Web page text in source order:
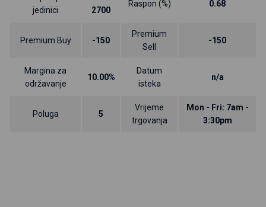
jedinici
2700
Raspon (%) 0.68
Premium Buy -150
Premium
Sell
-150
Margina za
održavanje
10.00%
Datum
isteka
n/a
Poluga 5
Vrijeme
trgovanja
Mon - Fri: 7am -
3:30pm